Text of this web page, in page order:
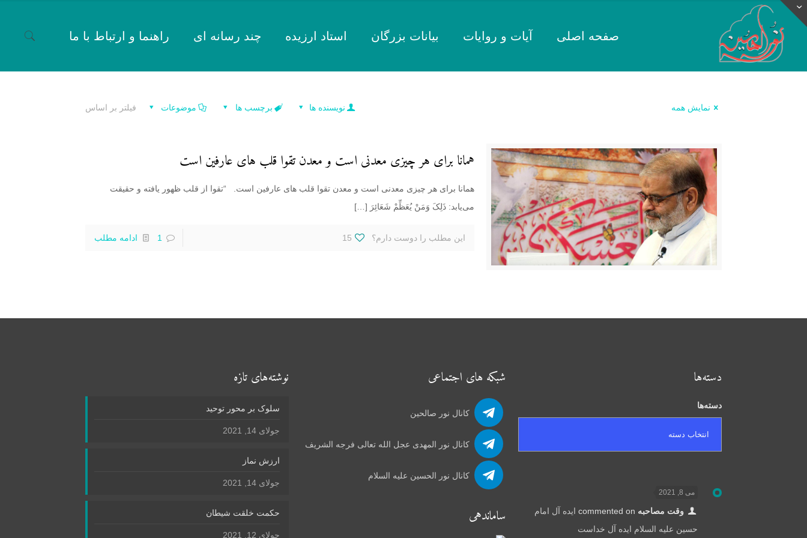
صفحه اصلی آیات و روایات بیانات بزرگان استاد ارزیده چند رسانه ای راهنما و ارتباط با ما
فیلتر بر اساس موضوعات برچسب ها نویسنده ها نمایش همه
همانا برای هر چیزی معدنی است و معدن تقوا قلب های عارفین است
همانا برای هر چیزی معدنی است و معدن تقوا قلب های عارفین است. “تقوا از قلب ظهور یافته و حقیقت
می‌یابد: ذَلِکَ وَمَنْ یُعَظِّمْ شَعَائِرَ […]
این مطلب را دوست دارم؟ 15
1 ادامه مطلب
دسته‌ها
دسته‌ها
می 8, 2021
وقت مصاحبه
ایده آل امام
حسین علیه السلام ایده آل خداست
شبکه های اجتماعی
کانال نور صالحین
کانال نور المهدی عجل الله تعالی فرجه الشریف
کانال نور الحسین علیه السلام
ساماندهی
نوشته‌های تازه
سلوک بر محور توحید
جولای 14, 2021
ارزش نماز
جولای 14, 2021
حکمت خلقت شیطان
جولای 12, 2021